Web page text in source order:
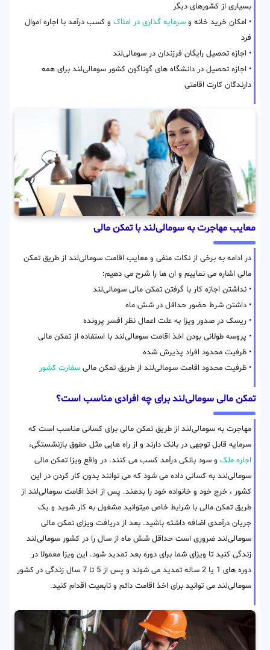
بسیاری از کشورهای دیگر
• امکان خرید خانه و سرمایه گذاری در املاک و کسب درآمد با اجاره اموال
فرد
• اجازه تحصیل رایگان فرزندان در سومالی‌لند
• اجازه تحصیل در دانشگاه های گوناگون کشور سومالی‌لند برای همه
دارندگان کارت اقامتی
معایب مهاجرت به سومالی‌لند با تمکن مالی
در ادامه به برخی از نکات منفی و معایب اقامت سومالی‌لند از طریق تمکن
مالی اشاره می نماییم و ان ها را شرح می دهیم:
• نداشتن اجازه کار با گرفتن تمکن مالی سومالی‌لند
• داشتن شرط حضور حداقل در شش ماه
• ریسک در صدور ویزا به علت اعمال نظر افسر پرونده
• پروسه طولانی بودن اخذ اقامت سومالی‌لند با استفاده از تمکن مالی
• ظرفیت محدود افراد پذیرش شده
• ظرفیت محدود اقامت سومالی‌لند از طریق تمکن مالی سفارت کشور
تمکن مالی سومالی‌لند برای چه افرادی مناسب است؟
مهاجرت به سومالی‌لند از طریق تمکن مالی برای کسانی مناسب است که
سرمایه قابل توجهی در بانک دارند و از راه هایی مثل حقوق بازنشستگی،
اجاره ملک و سود بانکی درآمد کسب می کنند. در واقع ویزا تمکن مالی
سومالی‌لند به کسانی داده می شود که می توانند بدون کار کردن در این
کشور ، خرج خود و خانواده خود را بدهند. پس از اخذ اقامت سومالی‌لند از
طریق تمکن مالی با شرایط خاص میتوانید مشغول به کار شوید و یک
جریان درآمدی اضافه داشته باشید. بعد از دریافت ویزای تمکن مالی
سومالی‌لند ضروری است حداقل شش ماه از سال را در کشور سومالی‌لند
زندگی کنید تا ویزای شما برای دوره بعد تمدید شود. این ویزا معمولا در
دوره های 1 یا 2 ساله تمدید می شوند و پس از 5 تا 7 سال زندگی در کشور
سومالی‌لند می توانید برای اخذ اقامت دائم و تابعیت اقدام کنید.